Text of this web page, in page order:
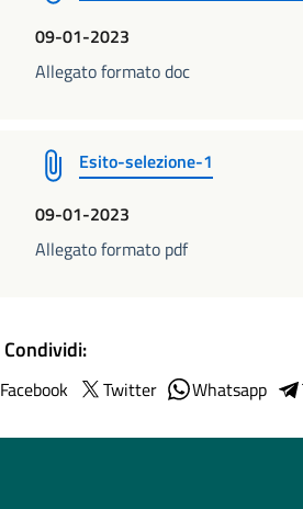
09-01-2023
Allegato formato doc
Esito-selezione-1
09-01-2023
Allegato formato pdf
Condividi:
Facebook Twitter Whatsapp